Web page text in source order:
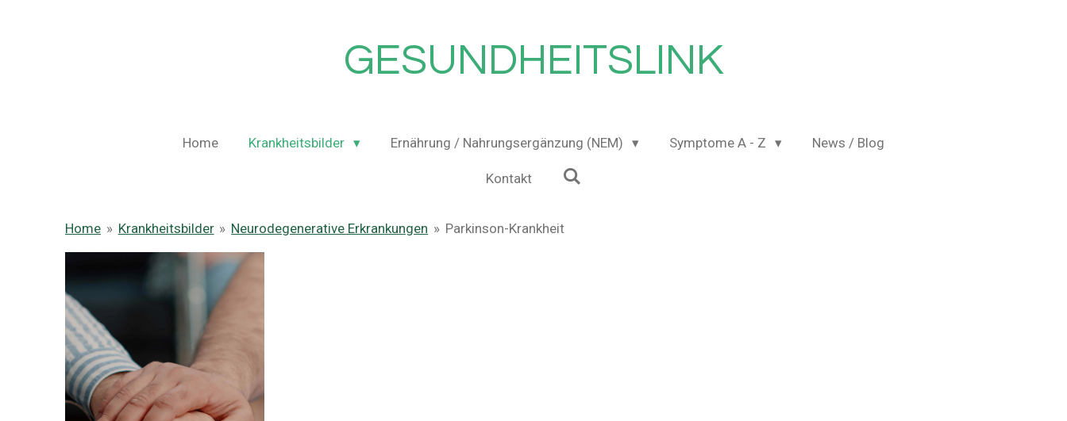
GESUNDHEITSLINK
Home Krankheitsbilder Ernährung / Nahrungsergänzung (NEM) Symptome A - Z News / Blog
Kontakt
Home » Krankheitsbilder » Neurodegenerative Erkrankungen » Parkinson-Krankheit